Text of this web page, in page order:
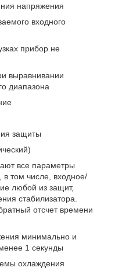
напряжения
входного
прибор не
выравнивании
диапазона
защиты
все параметры
в том числе, входное/
любой из защит,
стабилизатора.
отсчет времени
минимально и
1 секунды
охлаждения